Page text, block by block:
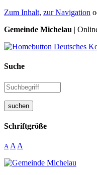
Zum Inhalt, zur Navigation
Gemeinde Michelau |
Suche
suchen
Schriftgröße
A A A